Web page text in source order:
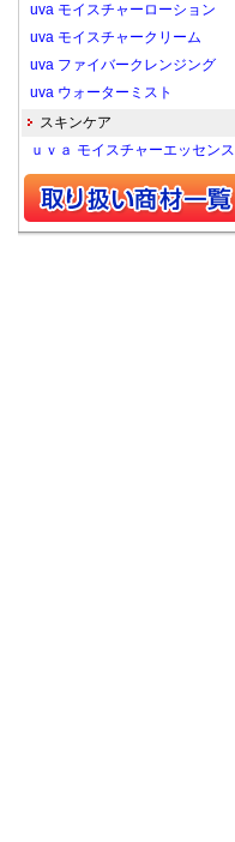
uva モイスチャーローション
uva モイスチャークリーム
uva ファイバークレンジング
uva ウォーターミスト
スキンケア
ｕｖａ モイスチャーエッセンス